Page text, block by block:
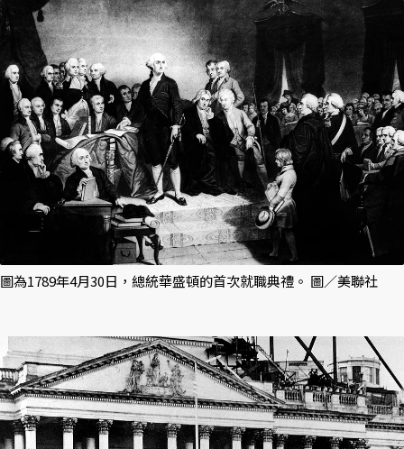
圖為1789年4月30日，總統華盛頓的首次就職典禮。 圖／美聯社